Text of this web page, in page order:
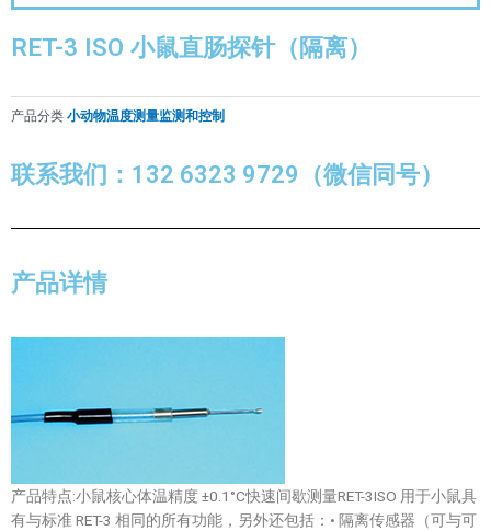
RET-3 ISO 小鼠直肠探针（隔离）
产品分类 小动物温度测量监测和控制
联系我们：132 6323 9729（微信同号）
产品详情
产品特点:小鼠核心体温精度 ±0.1°C快速间歇测量RET-3ISO 用于小鼠具
有与标准 RET-3 相同的所有功能，另外还包括：• 隔离传感器（可与可